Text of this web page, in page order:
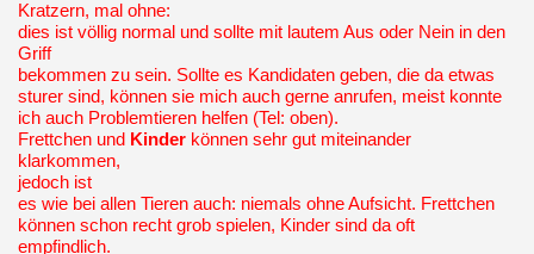
Kratzern, mal ohne:
dies ist völlig normal und sollte mit lautem Aus oder Nein in den
Griff
bekommen zu sein. Sollte es Kandidaten geben, die da etwas
sturer sind, können sie mich auch gerne anrufen, meist konnte
ich auch Problemtieren helfen (Tel: oben).
Frettchen und Kinder können sehr gut miteinander
klarkommen,
jedoch ist
es wie bei allen Tieren auch: niemals ohne Aufsicht. Frettchen
können schon recht grob spielen, Kinder sind da oft
empfindlich.